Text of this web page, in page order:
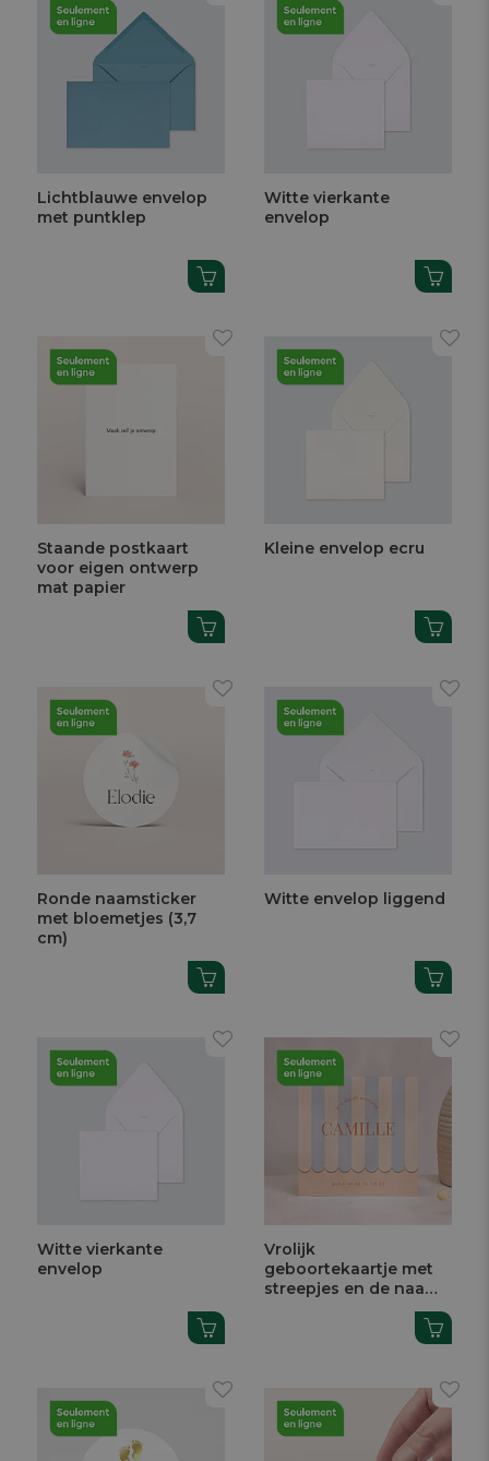
Lichtblauwe envelop
met puntklep
Witte vierkante
envelop
Staande postkaart
voor eigen ontwerp
mat papier
Kleine envelop ecru
Ronde naamsticker
met bloemetjes (3,7
cm)
Witte envelop liggend
Witte vierkante
envelop
Vrolijk
geboortekaartje met
streepjes en de naam